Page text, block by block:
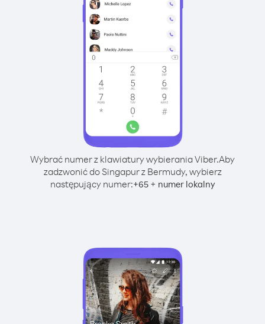
Wybrać numer z klawiatury wybierania Viber.Aby
zadzwonić do Singapur z Bermudy, wybierz
następujący numer:+65+ numer lokalny